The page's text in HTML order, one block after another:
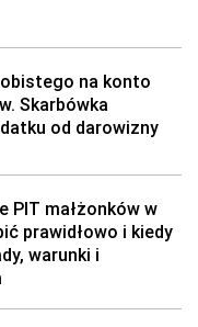
na konto
Skarbówka
od darowizny
PIT małżonków w
prawidłowo i kiedy
warunki i